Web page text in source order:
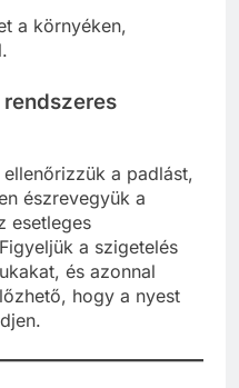
a környéken,
a padlást,
észrevegyük a
esetleges
a szigetelés
és azonnal
hogy a nyest